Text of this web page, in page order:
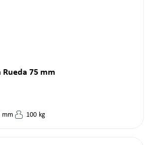
75 mm
mm 100 kg